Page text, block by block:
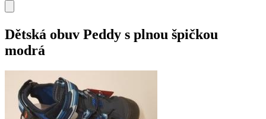
Dětská obuv Peddy s plnou špičkou
modrá